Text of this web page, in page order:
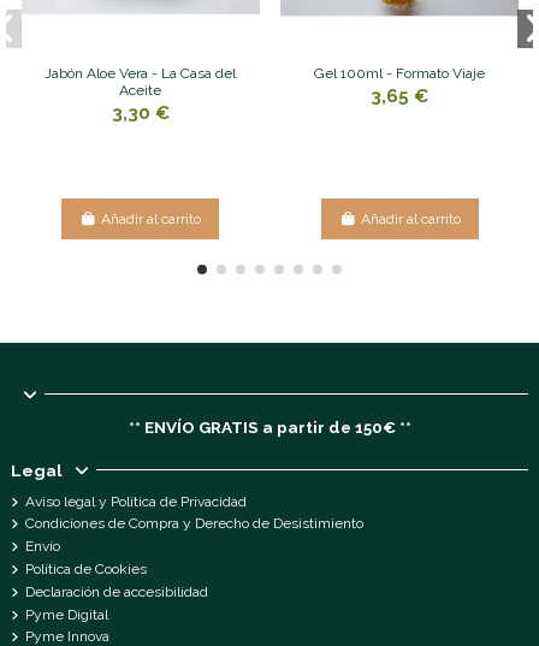
Jabón Aloe Vera - La Casa del
Aceite
3,30 €
Añadir al carrito
Gel 100ml - Formato Viaje
3,65 €
Añadir al carrito
** ENVÍO GRATIS a partir de 150€ **
Legal
Aviso legal y Política de Privacidad
Condiciones de Compra y Derecho de Desistimiento
Envío
Política de Cookies
Declaración de accesibilidad
Pyme Digital
Pyme Innova